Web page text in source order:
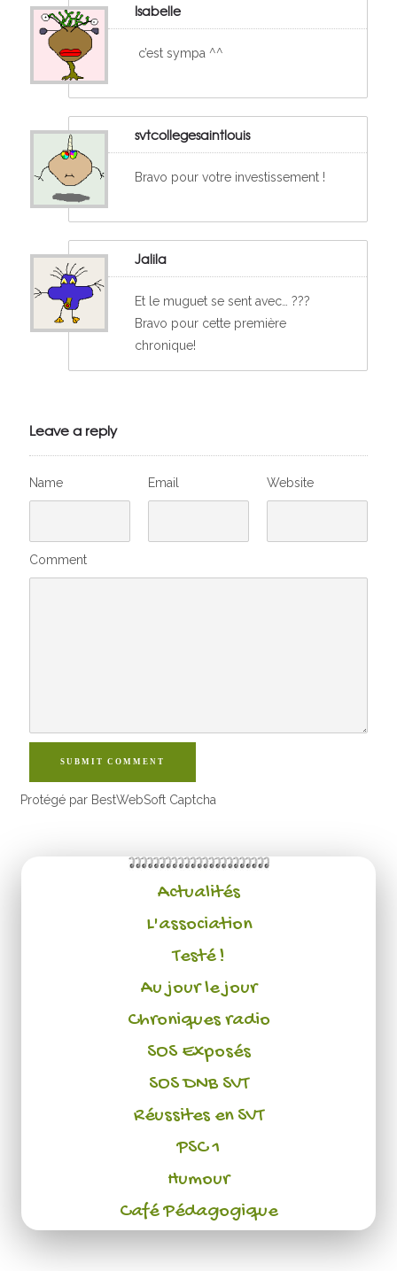
Isabelle
c’est sympa ^^
svtcollegesaintlouis
Bravo pour votre investissement !
Jalila
Et le muguet se sent avec… ???
Bravo pour cette première
chronique!
Leave a reply
Name Email Website
Comment
SUBMIT COMMENT
Protégé par BestWebSoft Captcha
Actualités
L'association
Testé !
Au jour le jour
Chroniques radio
SOS Exposés
SOS DNB SVT
Réussites en SVT
PSC 1
Humour
Café Pédagogique